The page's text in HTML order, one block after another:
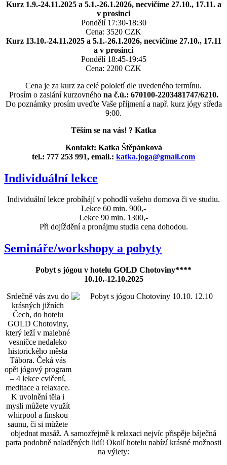
Kurz 1.9.-24.11.2025 a 5.1.-26.1.2026, necvičíme 27.10., 17.11. a
v prosinci
Pondělí 17:30-18:30
Cena: 3520 CZK
Kurz 13.10.-24.11.2025 a 5.1.-26.1.2026, necvičíme 27.10., 17.11
a v prosinci
Pondělí 18:45-19:45
Cena: 2200 CZK
Cena je za kurz za celé pololetí dle uvedeného termínu.
Prosím o zaslání kurzovného na č.ú.: 670100-2203481747/6210.
Do poznámky prosím uveďte Vaše příjmení a např. kurz jógy středa
9:00.
Těším se na vás! ? Katka
Kontakt: Katka Štěpánková
tel.: 777 253 991, email.: katka.joga@gmail.com
Individuální lekce
Individuální lekce probíhájí v pohodlí vašeho domova či ve studiu.
Lekce 60 min. 900,-
Lekce 90 min. 1300,-
Při dojíždění a pronájmu studia cena dohodou.
Semináře/workshopy a pobyty
Pobyt s jógou v hotelu GOLD Chotoviny****
10.10.-12.10.2025
Srdečně vás zvu do
krásných jižních
Čech, do hotelu
GOLD Chotoviny,
který leží v malebné
vesničce nedaleko
historického města
Tábora. Čeká vás
opět jógový program
– 4 lekce cvičení,
meditace a relaxace.
K uvolnění těla i
mysli můžete využít
whirpool a finskou
saunu, či si můžete
objednat masáž. A samozřejmě k relaxaci nejvíc přispěje báječná
parta podobně naladěných lidí! Okolí hotelu nabízí krásné možnosti
na výlety: